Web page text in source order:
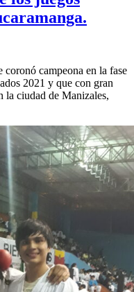
campeona en la fase
2021 y que con gran
la ciudad de Manizales,